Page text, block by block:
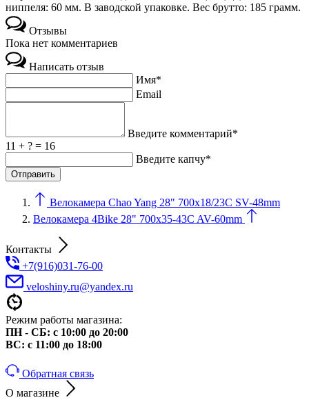
ниппеля: 60 мм. В заводской упаковке. Вес брутто: 185 грамм.
Отзывы
Пока нет комментариев
Написать отзыв
Имя*
Email
Введите комментарий*
11 + ? = 16
Введите капчу*
Велокамера Chao Yang 28" 700x18/23C SV-48mm
Велокамера 4Bike 28" 700x35-43C AV-60mm
Контакты
+7(916)031-76-00
veloshiny.ru@yandex.ru
Режим работы магазина:
ПН - СБ: с 10:00 до 20:00
ВС: с 11:00 до 18:00
Обратная связь
О магазине